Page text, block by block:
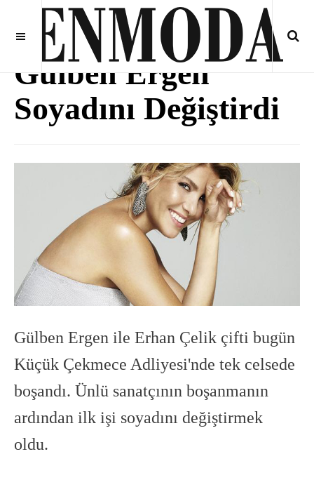
Gülben Ergen
Soyadını Değiştirdi
Gülben Ergen ile Erhan Çelik çifti bugün
Küçük Çekmece Adliyesi'nde tek celsede
boşandı. Ünlü sanatçının boşanmanın
ardından ilk işi soyadını değiştirmek
oldu.